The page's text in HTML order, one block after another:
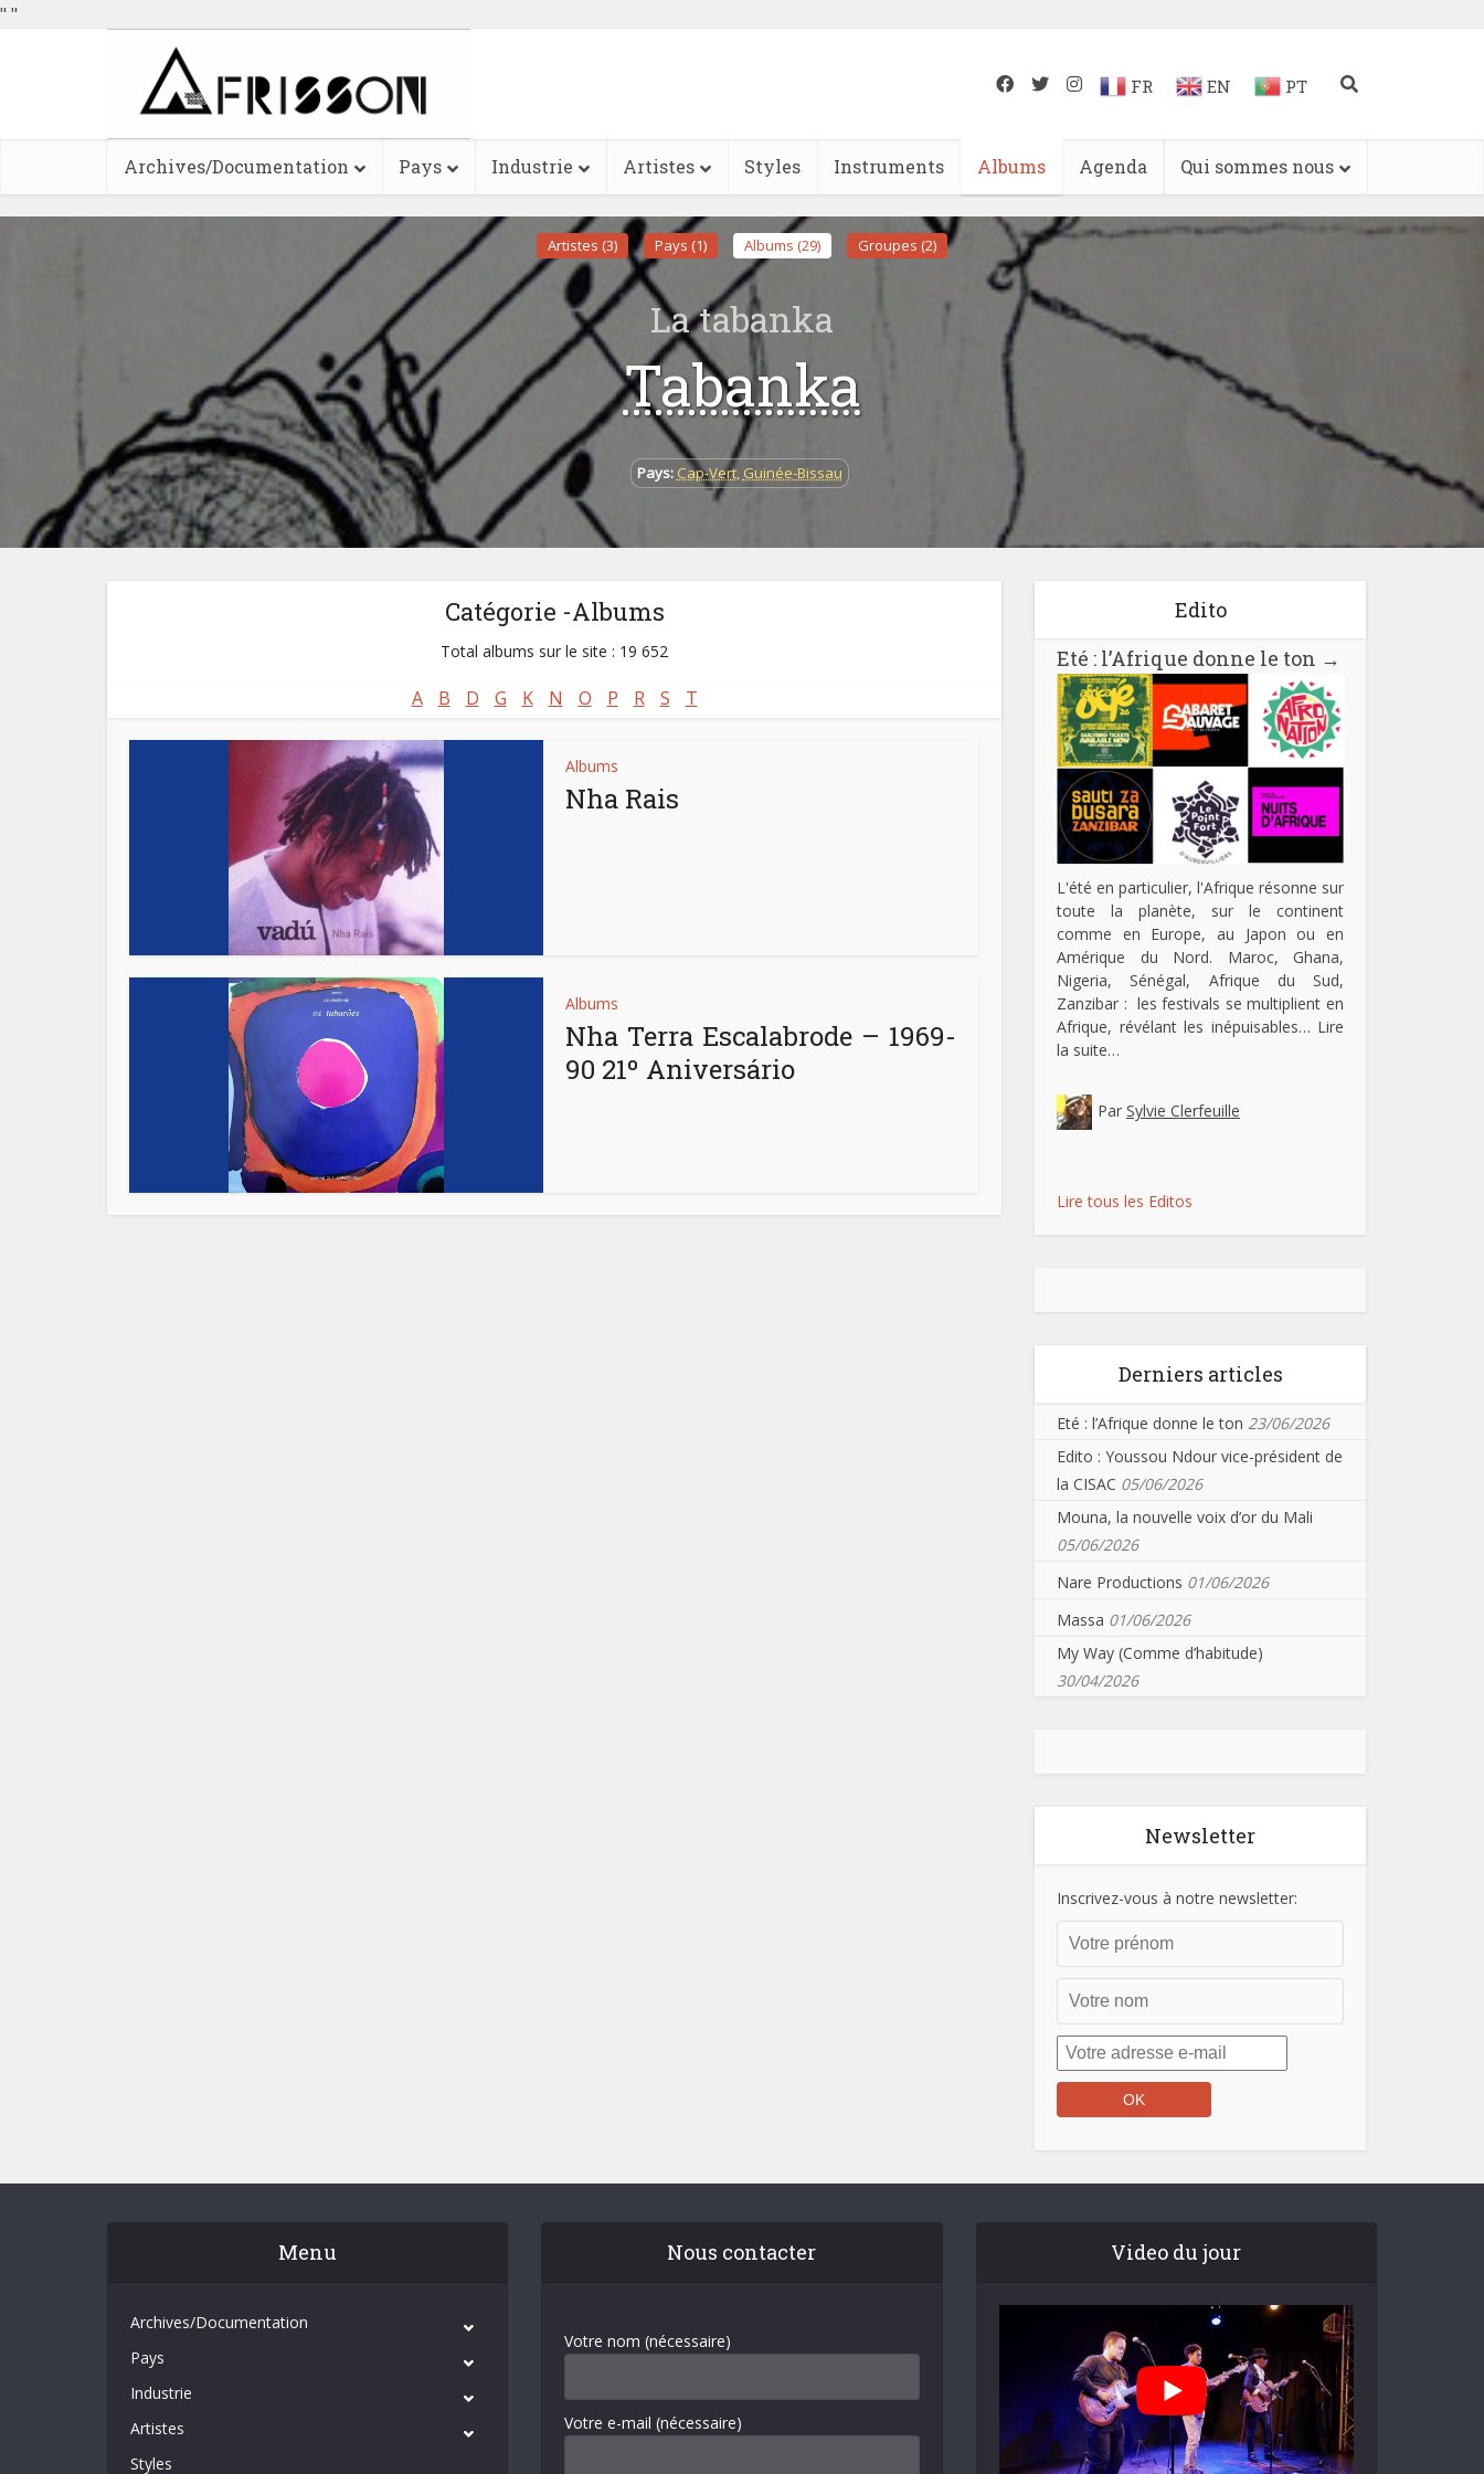
" "
FR EN PT
Archives/Documentation Pays Industrie Artistes Styles Instruments Albums Agenda Qui sommes nous
Artistes (3) Pays (1) Albums (29) Groupes (2)
La tabanka
Tabanka
Pays: Cap-Vert, Guinée-Bissau
Catégorie -Albums
Total albums sur le site : 19 652
A B D G K N O P R S T
Albums
Nha Rais
Albums
Nha Terra Escalabrode – 1969-
90 21º Aniversário
Edito
Eté : l’Afrique donne le ton →
L'été en particulier, l'Afrique résonne sur
toute la planète, sur le continent
comme en Europe, au Japon ou en
Amérique du Nord. Maroc, Ghana,
Nigeria, Sénégal, Afrique du Sud,
Zanzibar : les festivals se multiplient en
Afrique, révélant les inépuisables… Lire
la suite…
Par Sylvie Clerfeuille
Lire tous les Editos
Derniers articles
Eté : l’Afrique donne le ton 23/06/2026
Edito : Youssou Ndour vice-président de
la CISAC 05/06/2026
Mouna, la nouvelle voix d’or du Mali
05/06/2026
Nare Productions 01/06/2026
Massa 01/06/2026
My Way (Comme d’habitude)
30/04/2026
Newsletter
Inscrivez-vous à notre newsletter:
Menu
Archives/Documentation
Pays
Industrie
Artistes
Styles
Nous contacter
Votre nom (nécessaire)
Votre e-mail (nécessaire)
Video du jour